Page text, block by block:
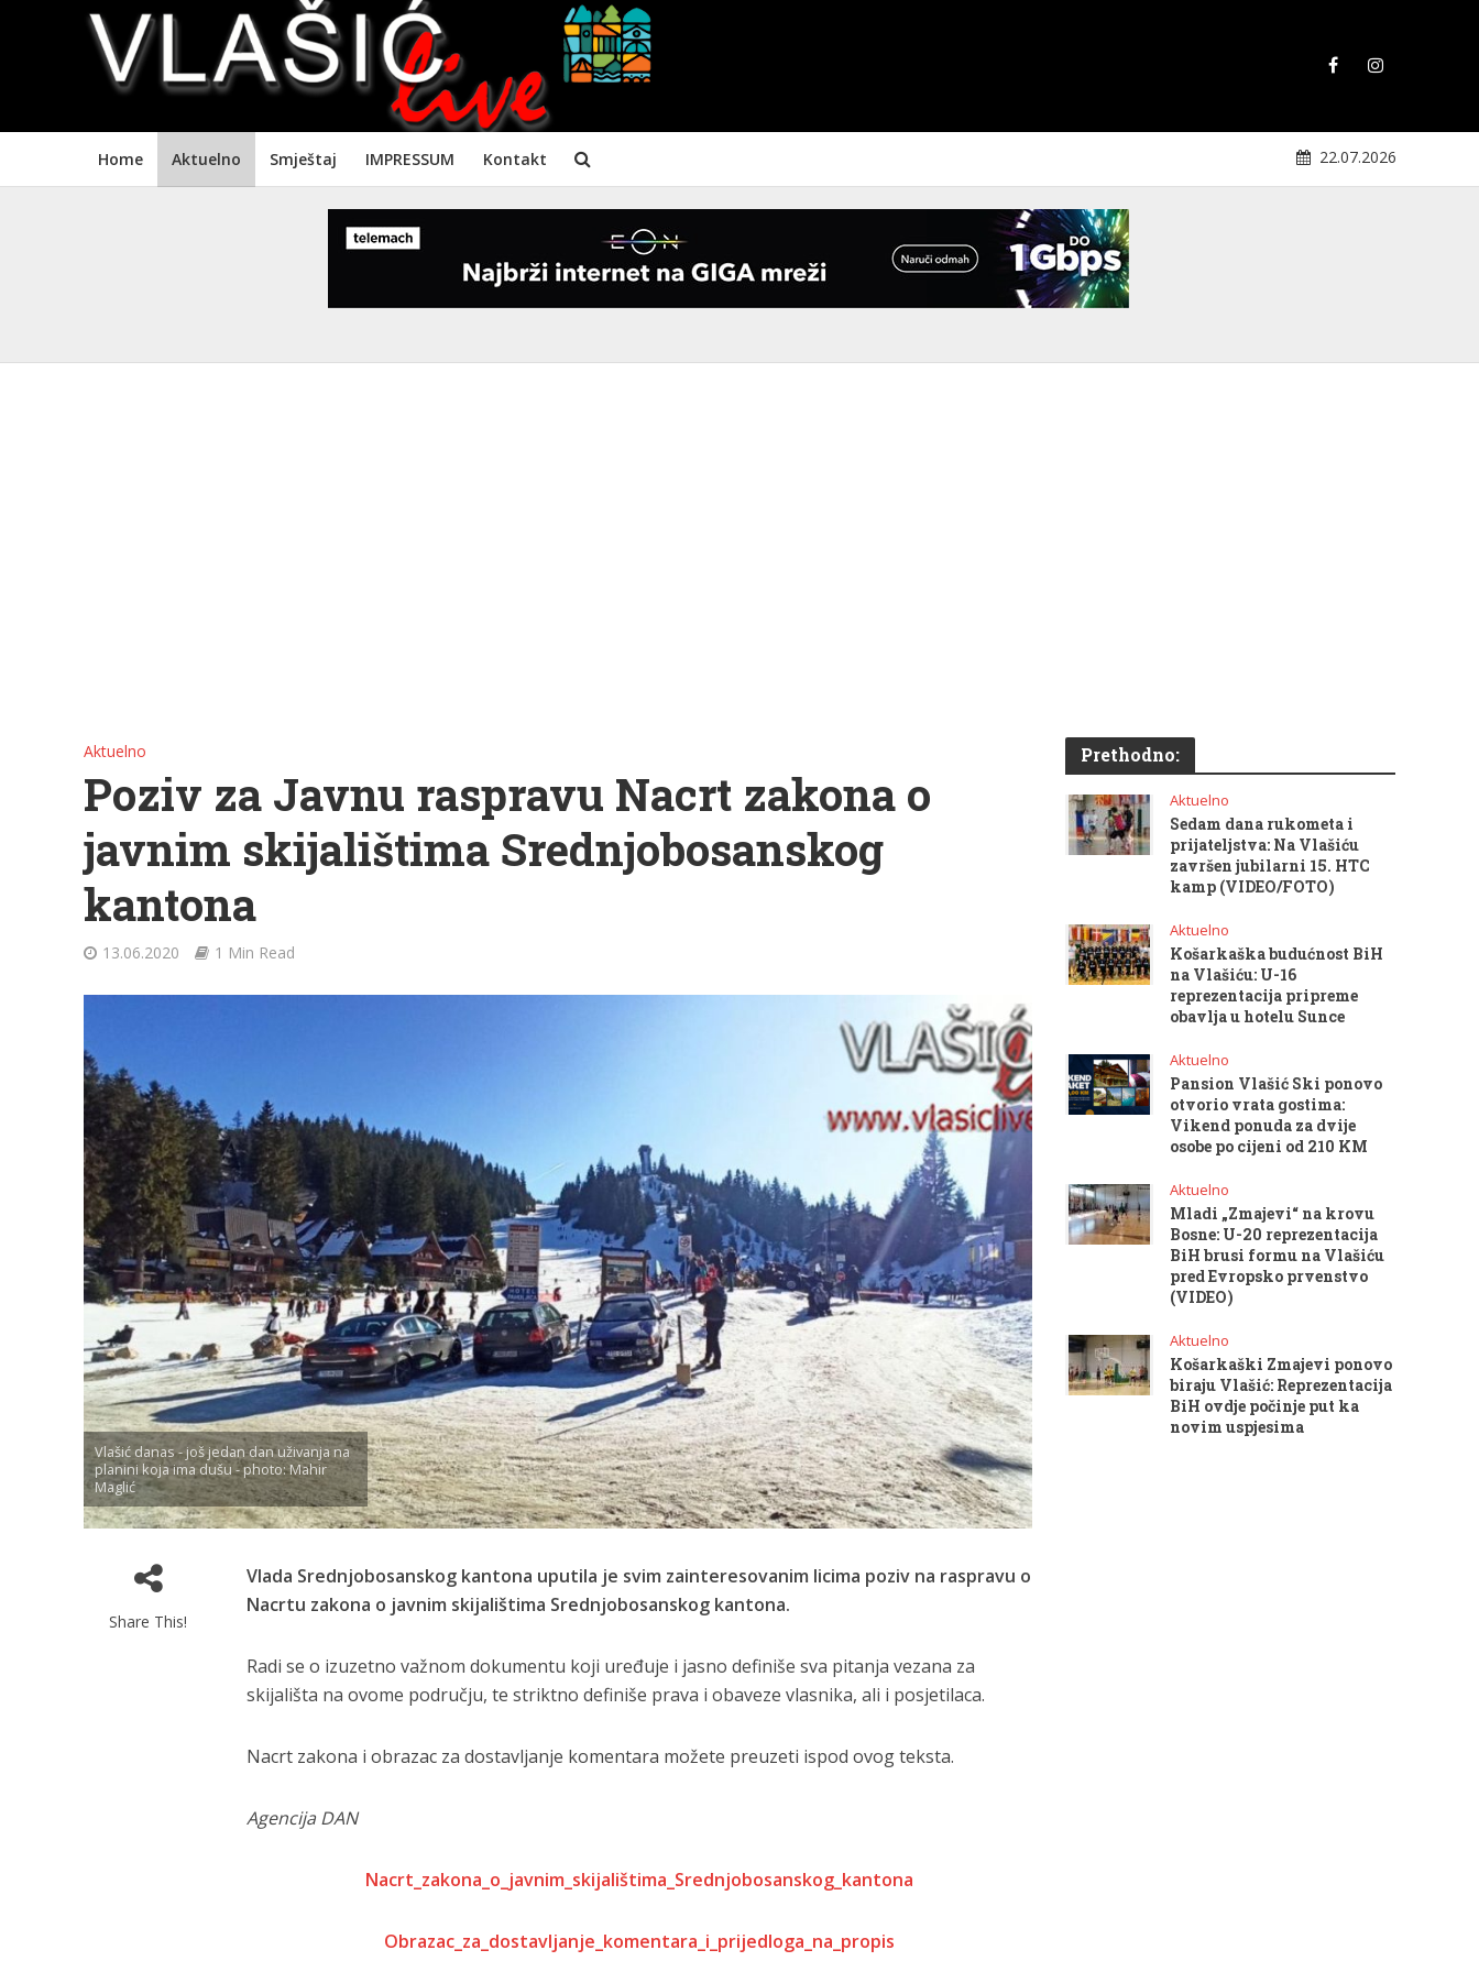
Home Aktuelno Smještaj IMPRESSUM Kontakt 22.07.2026
Aktuelno
Poziv za Javnu raspravu Nacrt zakona o
javnim skijalištima Srednjobosanskog
kantona
13.06.2020 1 Min Read
Vlašić danas - još jedan dan uživanja na
planini koja ima dušu - photo: Mahir
Maglić
Share This!
Vlada Srednjobosanskog kantona uputila je svim zainteresovanim licima poziv na raspravu o
Nacrtu zakona o javnim skijalištima Srednjobosanskog kantona.
Radi se o izuzetno važnom dokumentu koji uređuje i jasno definiše sva pitanja vezana za
skijališta na ovome području, te striktno definiše prava i obaveze vlasnika, ali i posjetilaca.
Nacrt zakona i obrazac za dostavljanje komentara možete preuzeti ispod ovog teksta.
Agencija DAN
Nacrt_zakona_o_javnim_skijalištima_Srednjobosanskog_kantona
Obrazac_za_dostavljanje_komentara_i_prijedloga_na_propis
Prethodno:
Aktuelno
Sedam dana rukometa i
prijateljstva: Na Vlašiću
završen jubilarni 15. HTC
kamp (VIDEO/FOTO)
Aktuelno
Košarkaška budućnost BiH
na Vlašiću: U-16
reprezentacija pripreme
obavlja u hotelu Sunce
Aktuelno
Pansion Vlašić Ski ponovo
otvorio vrata gostima:
Vikend ponuda za dvije
osobe po cijeni od 210 KM
Aktuelno
Mladi „Zmajevi“ na krovu
Bosne: U-20 reprezentacija
BiH brusi formu na Vlašiću
pred Evropsko prvenstvo
(VIDEO)
Aktuelno
Košarkaški Zmajevi ponovo
biraju Vlašić: Reprezentacija
BiH ovdje počinje put ka
novim uspjesima